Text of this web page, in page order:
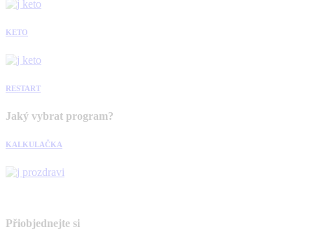
KETO
RESTART
Jaký vybrat program?
KALKULAČKA
Přiobjednejte si